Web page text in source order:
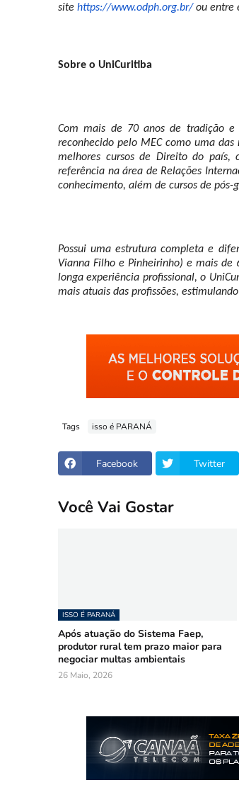
site https://www.odph.org.br/ou entre
Sobre o UniCuritiba
Com mais de 70 anos de tradição e
reconhecido pelo MEC como uma
melhores cursos de Direito do país,
referência na área de Relações
conhecimento, além de cursos de pós-
Possui uma estrutura completa e
Vianna Filho e Pinheirinho) e mais de
longa experiência profissional, o
mais atuais das profissões,
Tags isso é PARANÁ
Facebook Twitter
Você Vai Gostar
ISSO É PARANÁ
Após atuação do Sistema Faep,
produtor rural tem prazo maior para
negociar multas ambientais
26 Maio, 2026